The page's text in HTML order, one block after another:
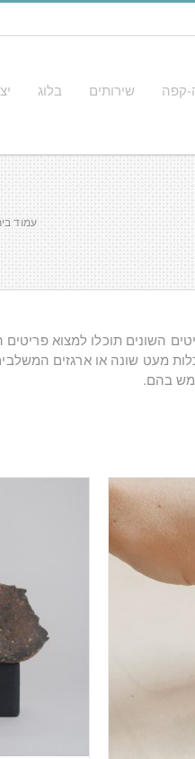
קפה שירותים בלוג
עמוד
השונים תוכלו למצוא
מעט שונה או ארגזים
בהם.